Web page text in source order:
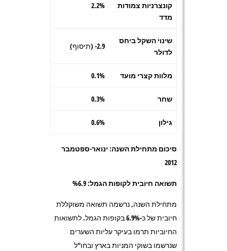
קונצרניות צמודות
מדד
2.2%
שינוי השקל ביחס
לדולר
2.9- (תיסוף)
מלוות קצרי מועד 0.1%
שחר 0.3%
גילון 0.6%
סיכום מתחילת השנה: ינואר-ספטמבר
2012
תשואה חיובית לקופות הגמל: %6.9
מתחילת השנה, נרשמה תשואה משוקללת
חיובית של כ-6.9% בקופות הגמל. לתשואות
החיוביות תרמו בעיקר עליות השערים
שנרשמו בשוקי המניות בארץ ובחו"ל